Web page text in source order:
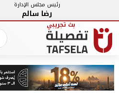
رئيس مجلس الإدارة
رضا سالم